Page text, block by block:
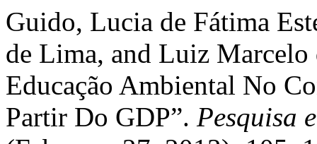
Guido, Lucia de Fátima
de Lima, and Luiz Marcelo
Educação Ambiental No
Partir Do GDP”. Pesquisa